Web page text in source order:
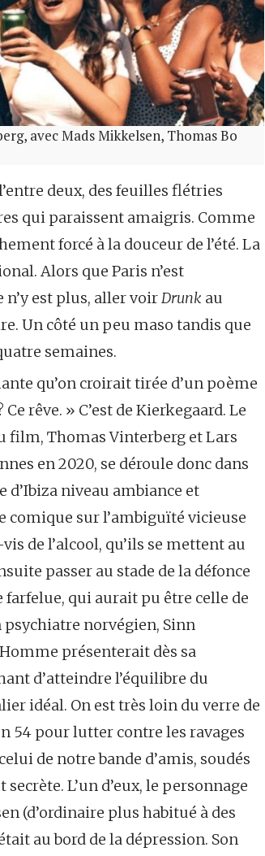
avec Mads Mikkelsen, Thomas Bo
deux, des feuilles flétries
qui paraissent amaigris. Comme
forcé à la douceur de l’été. La
Alors que Paris n’est
est plus, aller voirDrunk au
Un côté un peu maso tandis que
semaines.
qu’on croirait tirée d’un poème
rêve. » C’est de Kierkegaard. Le
film, Thomas Vinterberg et Lars
en 2020, se déroule donc dans
d’Ibiza niveau ambiance et
sur l’ambiguïté vicieuse
de l’alcool, qu’ils se mettent au
passer au stade de la défonce
qui aurait pu être celle de
psychiatre norvégien, Sinn
présenterait dès sa
d’atteindre l’équilibre du
idéal. On est très loin du verre de
54 pour lutter contre les ravages
de notre bande d’amis, soudés
L’un d’eux, le personnage
(d’ordinaire plus habitué à des
au bord de la dépression. Son